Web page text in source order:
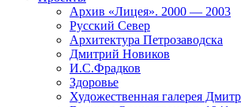
Архив «Лицея». 2000 — 2003
Русский Север
Архитектура Петрозаводска
Дмитрий Новиков
И.С.Фрадков
Здоровье
Художественная галерея